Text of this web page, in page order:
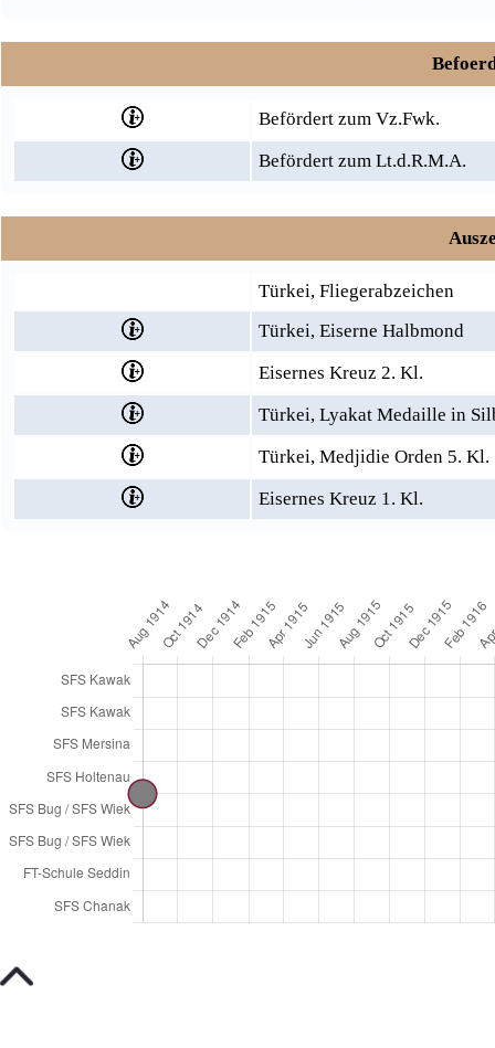
Befördert zum Vz.Fwk.
Befördert zum Lt.d.R.M.A.
Türkei, Fliegerabzeichen
Türkei, Eiserne Halbmond
Eisernes Kreuz 2. Kl.
Türkei, Lyakat Medaille in
Türkei, Medjidie Orden 5. Kl.
Eisernes Kreuz 1. Kl.